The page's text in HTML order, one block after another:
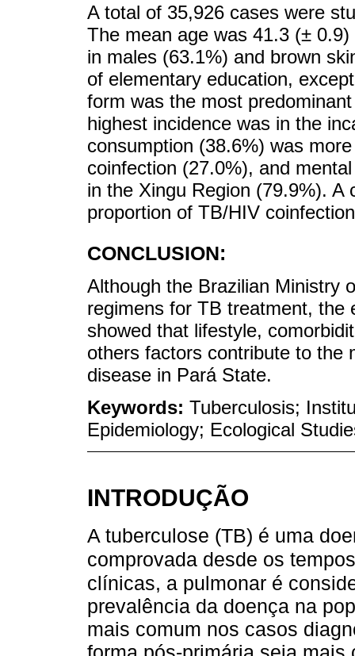
A total of 35,926 cases were
The mean age was 41.3 (±
in males (63.1%) and brown
of elementary education,
form was the most
highest incidence was in the
consumption (38.6%) was
coinfection (27.0%), and
in the Xingu Region (79.9%).
proportion of TB/HIV
CONCLUSION:
Although the Brazilian Ministry
regimens for TB treatment, the
showed that lifestyle,
others factors contribute to the
disease in Pará State.
Keywords: Tuberculosis;
Epidemiology; Ecological
INTRODUÇÃO
A tuberculose (TB) é uma
comprovada desde os
clínicas, a pulmonar é
prevalência da doença na
mais comum nos casos